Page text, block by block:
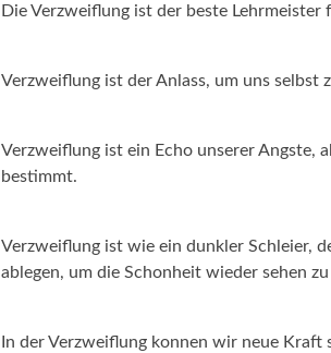
Die Verzweiflung ist der beste Lehrmeister
Verzweiflung ist der Anlass, um uns selbst
Verzweiflung ist ein Echo unserer Angste,
bestimmt.
Verzweiflung ist wie ein dunkler Schleier,
ablegen, um die Schonheit wieder sehen
In der Verzweiflung konnen wir neue Kraft